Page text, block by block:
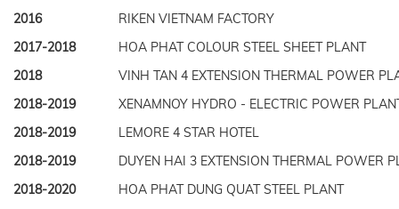
2016
RIKEN VIETNAM FACTORY
2017-2018
HOA PHAT COLOUR STEEL SHEET PLANT
2018
VINH TAN 4 EXTENSION THERMAL POWER
2018-2019
XENAMNOY HYDRO - ELECTRIC POWER
2018-2019
LEMORE 4 STAR HOTEL
2018-2019
DUYEN HAI 3 EXTENSION THERMAL POWER
2018-2020
HOA PHAT DUNG QUAT STEEL PLANT